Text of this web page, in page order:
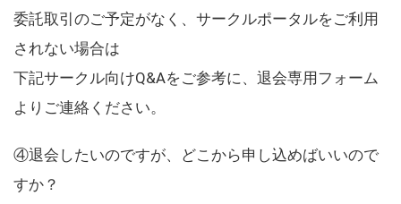
委託取引のご予定がなく、サークルポータルをご利用
されない場合は
下記サークル向けQ&Aをご参考に、退会専用フォーム
よりご連絡ください。
④退会したいのですが、どこから申し込めばいいので
すか？